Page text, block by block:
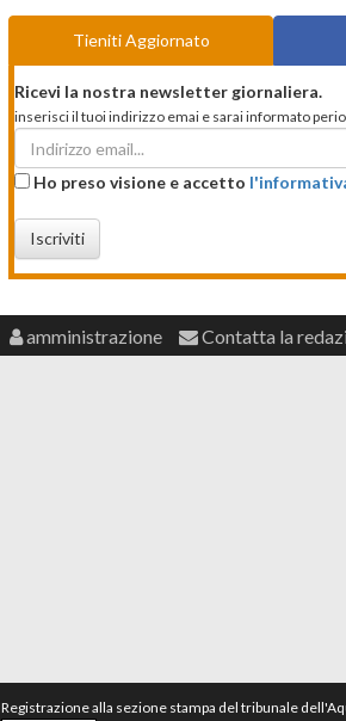
Tieniti Aggiornato
Ricevi la nostra newsletter giornaliera.
inserisci il tuoi indirizzo emai e sarai informato
Ho preso visione e accetto
Iscriviti
amministrazione Contatta la
Registrazione alla sezione stampa del tribunale